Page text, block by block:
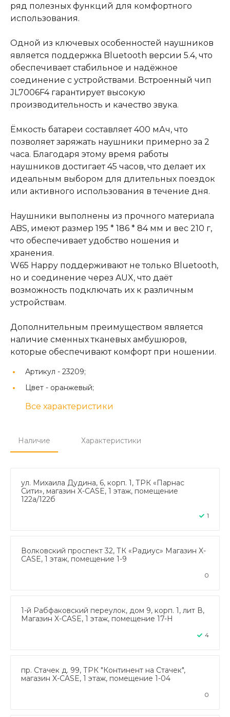
ряд полезных функций для комфортного
использования.
Одной из ключевых особенностей наушников
является поддержка Bluetooth версии 5.4, что
обеспечивает стабильное и надёжное
соединение с устройствами. Встроенный чип
JL7006F4 гарантирует высокую
производительность и качество звука.
Ёмкость батареи составляет 400 мАч, что
позволяет заряжать наушники примерно за 2
часа. Благодаря этому время работы
наушников достигает 45 часов, что делает их
идеальным выбором для длительных поездок
или активного использования в течение дня.
Наушники выполнены из прочного материала
ABS, имеют размер 195 * 186 * 84 мм и вес 210 г,
что обеспечивает удобство ношения и
хранения.
W65 Happy поддерживают не только Bluetooth,
но и соединение через AUX, что даёт
возможность подключать их к различным
устройствам.
Дополнительным преимуществом является
наличие сменных тканевых амбушюров,
которые обеспечивают комфорт при ношении.
Артикул - 23209;
Цвет - оранжевый;
Все характеристики
Наличие Характеристики
ул. Михаила Дудина, 6, корп. 1, ТРК «Парнас
Сити», магазин X-CASE, 1 этаж, помещение
122а/122б
1
Волковский проспект 32, ТК «Радиус» Магазин X-
CASE, 1 этаж, помещение 1-9
0
1-й Рабфаковский переулок, дом 9, корп. 1, лит В,
Магазин X-CASE, 1 этаж, помещение 17-Н
4
пр. Стачек д. 99, ТРК "Континент на Стачек",
магазин X-CASE, 1 этаж, помещение 1-04
0